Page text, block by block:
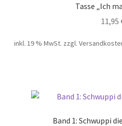
Tasse „Ich
11,95
inkl. 19 % MwSt. zzgl.
Band 1: Schwuppi